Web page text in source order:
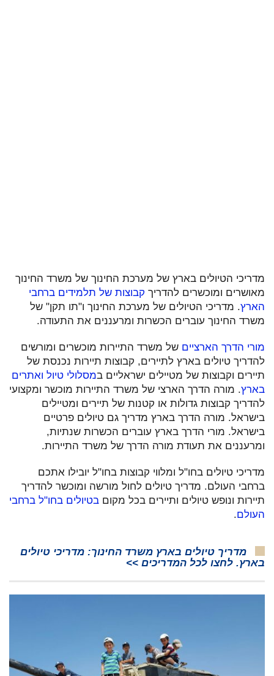
מדריכי הטיולים בארץ של מערכת החינוך של משרד החינוך
מאושרים ומוכשרים להדריך קבוצות של תלמידים ברחבי
הארץ. מדריכי הטיולים של מערכת החינוך ו"תו תקן" של
משרד החינוך עוברים הכשרות ומרעננים את התעודה.
מורי הדרך הארציים של משרד התיירות מוכשרים ומורשים
להדריך טיולים בארץ לתיירים, קבוצות תיירות נכנסת של
תיירים וקבוצות של מטיילים ישראליים במסלולי טיול ואתרים
בארץ. מורה הדרך הארצי של משרד התיירות מוכשר ומקצועי
להדריך קבוצות גדולות או קטנות של תיירים ומטיילים
בישראל. מורה הדרך בארץ מדריך גם טיולים פרטיים
בישראל. מורי הדרך בארץ עוברים הכשרות שנתיות,
ומרעננים את תעודת מורה הדרך של משרד התיירות.
מדריכי טיולים בחו"ל ומלווי קבוצות בחו"ל יובילו אתכם
ברחבי העולם. מדריך טיולים לחול מורשה ומוכשר להדריך
תיירות ונופש טיולים ותיירים בכל מקום בטיולים בחו"ל ברחבי
העולם.
מדריך טיולים בארץ משרד החינוך: מדריכי טיולים
בארץ. לחצו לכל המדריכים >>